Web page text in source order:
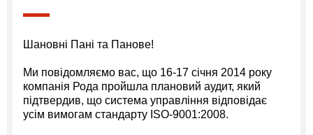
Шановні Пані та Панове!
Ми повідомляємо вас, що 16-17 січня 2014 року
компанія Рода пройшла плановий аудит, який
підтвердив, що система управління відповідає
усім вимогам стандарту ISO-9001:2008.